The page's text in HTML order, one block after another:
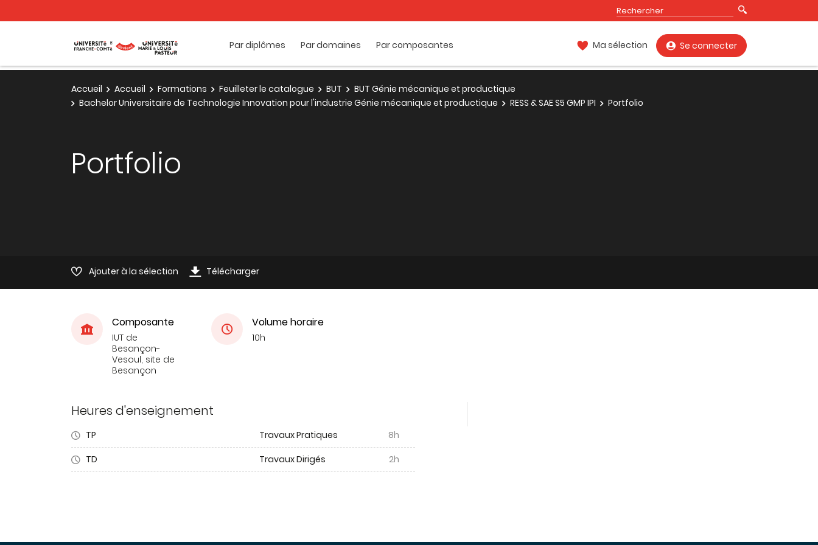
Par diplômes Par domaines Par composantes Ma sélection Se connecter
Accueil Accueil Formations Feuilleter le catalogue BUT
BUT Génie mécanique et productique
Bachelor Universitaire de Technologie Innovation pour l'industrie Génie mécanique et productique
RESS & SAE S5 GMP IPI Portfolio
Portfolio
Ajouter à la sélection Télécharger
Composante
IUT de
Besançon-
Vesoul, site de
Besançon
Volume horaire
10h
Heures d'enseignement
TP Travaux Pratiques
8h
TD
Travaux Dirigés 2h